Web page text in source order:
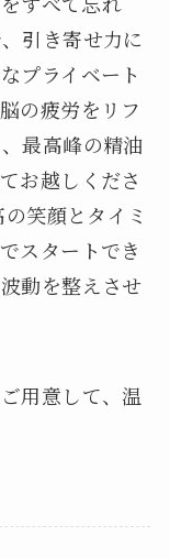
引き寄せ力に
プライベート
の疲労をリフ
最高峰の精油
お越しくださ
笑顔とタイミ
スタートでき
動を整えさせ
用意して、温